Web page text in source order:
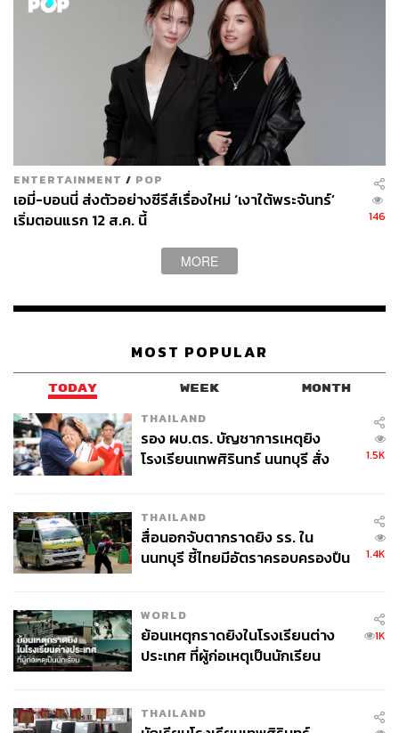
ENTERTAINMENT / POP
เอมี่-บอนนี่ ส่งตัวอย่างซีรีส์เรื่องใหม่ ‘เงาใต้พระจันทร์’
เริ่มตอนแรก 12 ส.ค. นี้
146
MORE
MOST POPULAR
TODAY WEEK MONTH
THAILAND
รอง ผบ.ตร. บัญชาการเหตุยิง
โรงเรียนเทพศิรินทร์ นนทบุรี สั่ง
1.5K
THAILAND
สื่อนอกจับตากราดยิง รร. ใน
นนทบุรี ชี้ไทยมีอัตราครอบครองปืน
1.4K
WORLD
ย้อนเหตุกราดยิงในโรงเรียนต่าง
ประเทศ ที่ผู้ก่อเหตุเป็นนักเรียน
1K
THAILAND